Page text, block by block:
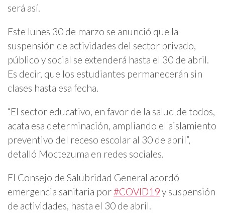
será así.
Este lunes 30 de marzo se anunció que la
suspensión de actividades del sector privado,
público y social se extenderá hasta el 30 de abril.
Es decir, que los estudiantes permanecerán sin
clases hasta esa fecha.
“El sector educativo, en favor de la salud de todos,
acata esa determinación, ampliando el aislamiento
preventivo del receso escolar al 30 de abril”,
detalló Moctezuma en redes sociales.
El Consejo de Salubridad General acordó
emergencia sanitaria por #COVID19y suspensión
de actividades, hasta el 30 de abril.